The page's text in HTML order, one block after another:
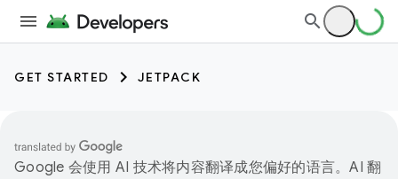
GET STARTED JETPACK
Google 会使用 AI 技术将内容翻译成您偏好的语言。AI 翻